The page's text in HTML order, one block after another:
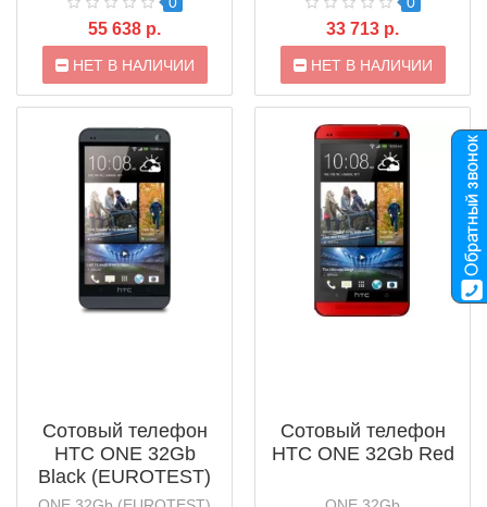
55 638 р.
НЕТ В НАЛИЧИИ
33 713 р.
НЕТ В НАЛИЧИИ
Сотовый телефон
HTC ONE 32Gb
Black (EUROTEST)
Сотовый телефон
HTC ONE 32Gb Red